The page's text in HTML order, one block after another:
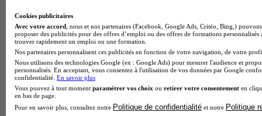
Cookies publicitaires
Avec votre accord , nous et nos partenaires (Facebook, Google Ads, Critéo, Bing,)
proposer des publicités pour des offres d’emploi ou des offres de formations
trouver rapidement un emploi ou une formation.
Nos partenaires personnalisent ces publicités en fonction de votre navigation, de votre
Nous utilisons des technologies Google (ex : Google Ads) pour mesurer l'audience et
personnalisés. En acceptant, vous consentez à l'utilisation de vos données par Google
confidentialité. En savoir plus
Vous pouvez à tout moment paramétrer vos choix ou retirer votre consentement en
en bas de page.
Pour en savoir plus, consultez notre Politique de confidentialité et notre Politique